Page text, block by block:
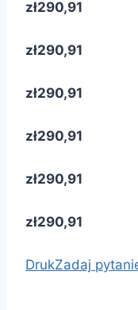
zł290,91
zł290,91
zł290,91
zł290,91
zł290,91
zł290,91
DrukZadaj